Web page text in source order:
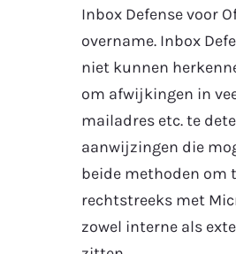
Inbox Defense voor
overname. Inbox
niet kunnen
om afwijkingen in
mailadres etc. te
aanwijzingen die
beide methoden om
rechtstreeks met
zowel interne als